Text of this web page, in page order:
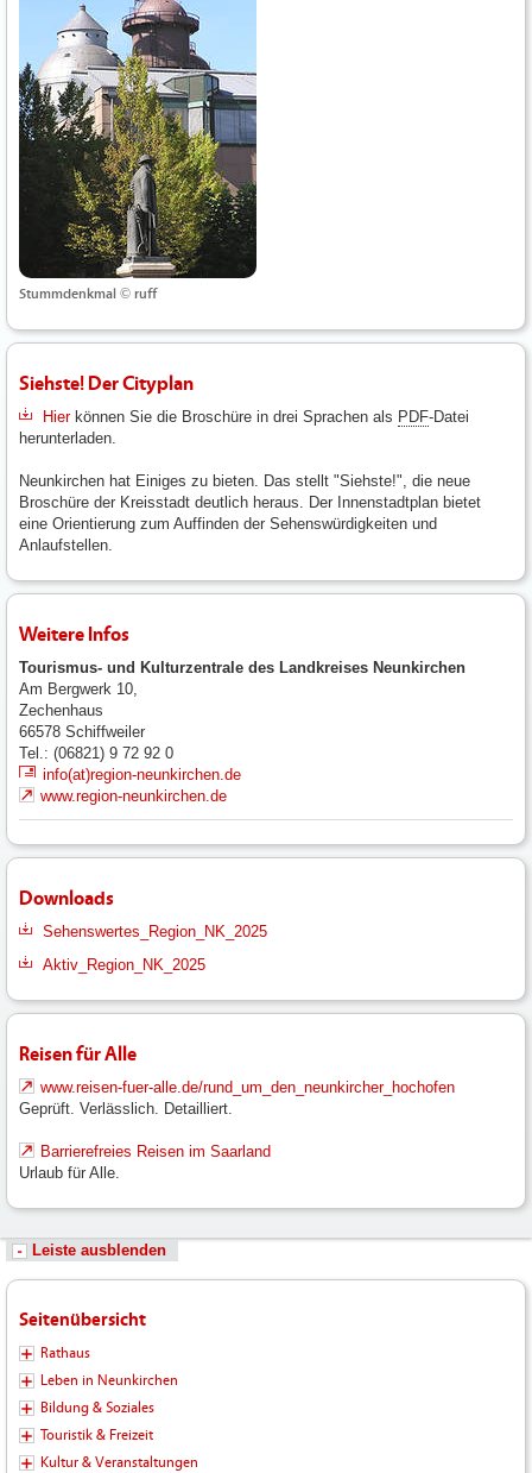
Stummdenkmal © ruff
Siehste! Der Cityplan
Hierkönnen Sie die Broschüre in drei Sprachen als PDF-Datei
herunterladen.
Neunkirchen hat Einiges zu bieten. Das stellt "Siehste!", die neue
Broschüre der Kreisstadt deutlich heraus. Der Innenstadtplan bietet
eine Orientierung zum Auffinden der Sehenswürdigkeiten und
Anlaufstellen.
Weitere Infos
Tourismus- und Kulturzentrale des Landkreises Neunkirchen
Am Bergwerk 10,
Zechenhaus
66578 Schiffweiler
Tel.: (06821) 9 72 92 0
info(at)region-neunkirchen.de
www.region-neunkirchen.de
Downloads
Sehenswertes_Region_NK_2025
Aktiv_Region_NK_2025
Reisen für Alle
www.reisen-fuer-alle.de/rund_um_den_neunkircher_hochofen
Geprüft. Verlässlich. Detailliert.
Barrierefreies Reisen im Saarland
Urlaub für Alle.
Leiste ausblenden
Seitenübersicht
Rathaus
Leben in Neunkirchen
Bildung & Soziales
Touristik & Freizeit
Kultur & Veranstaltungen